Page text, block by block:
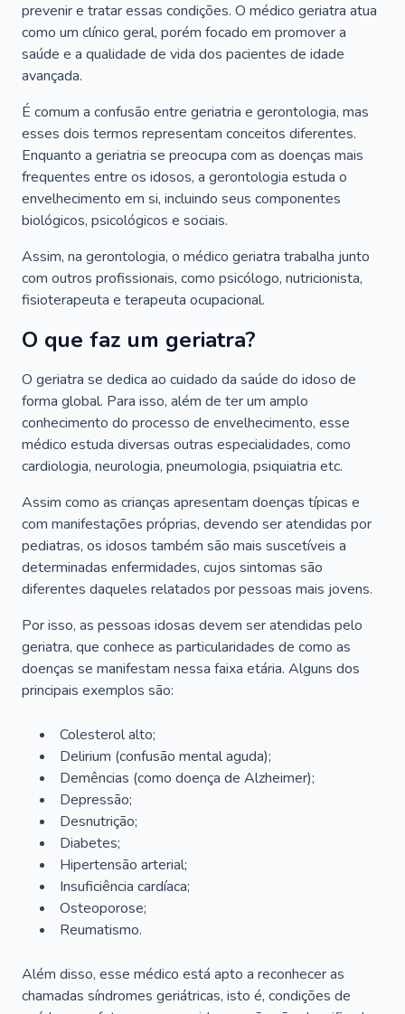
prevenir e tratar essas condições. O médico geriatra atua
como um clínico geral, porém focado em promover a
saúde e a qualidade de vida dos pacientes de idade
avançada.
É comum a confusão entre geriatria e gerontologia, mas
esses dois termos representam conceitos diferentes.
Enquanto a geriatria se preocupa com as doenças mais
frequentes entre os idosos, a gerontologia estuda o
envelhecimento em si, incluindo seus componentes
biológicos, psicológicos e sociais.
Assim, na gerontologia, o médico geriatra trabalha junto
com outros profissionais, como psicólogo, nutricionista,
fisioterapeuta e terapeuta ocupacional.
O que faz um geriatra?
O geriatra se dedica ao cuidado da saúde do idoso de
forma global. Para isso, além de ter um amplo
conhecimento do processo de envelhecimento, esse
médico estuda diversas outras especialidades, como
cardiologia, neurologia, pneumologia, psiquiatria etc.
Assim como as crianças apresentam doenças típicas e
com manifestações próprias, devendo ser atendidas por
pediatras, os idosos também são mais suscetíveis a
determinadas enfermidades, cujos sintomas são
diferentes daqueles relatados por pessoas mais jovens.
Por isso, as pessoas idosas devem ser atendidas pelo
geriatra, que conhece as particularidades de como as
doenças se manifestam nessa faixa etária. Alguns dos
principais exemplos são:
Colesterol alto;
Delirium (confusão mental aguda);
Demências (como doença de Alzheimer);
Depressão;
Desnutrição;
Diabetes;
Hipertensão arterial;
Insuficiência cardíaca;
Osteoporose;
Reumatismo.
Além disso, esse médico está apto a reconhecer as
chamadas síndromes geriátricas, isto é, condições de